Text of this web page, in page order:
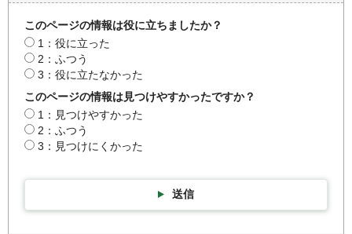
このページの情報は役に立ちましたか？
1：役に立った
2：ふつう
3：役に立たなかった
このページの情報は見つけやすかったですか？
1：見つけやすかった
2：ふつう
3：見つけにくかった
送信